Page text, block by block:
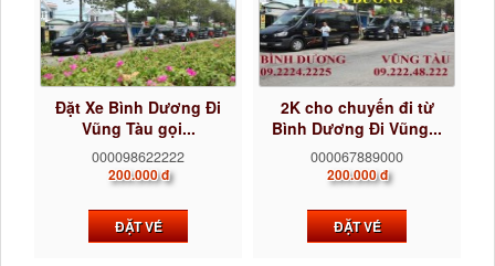
Đặt Xe Bình Dương Đi
Vũng Tàu gọi...
000098622222
200.000 đ
ĐẶT VÉ
2K cho chuyến đi từ
Bình Dương Đi Vũng...
000067889000
200.000 đ
ĐẶT VÉ